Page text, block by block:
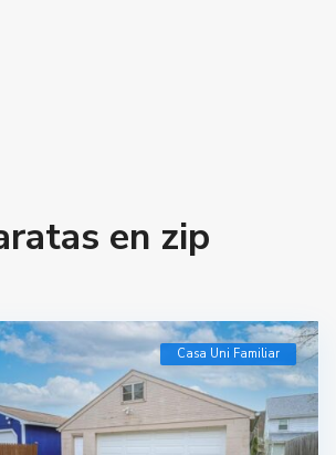
en zip
Casa Uni Familiar